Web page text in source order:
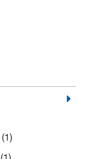
(1)